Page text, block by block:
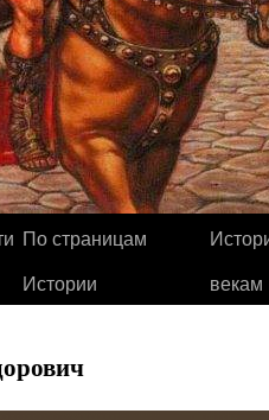
По страницам
Истории
векам